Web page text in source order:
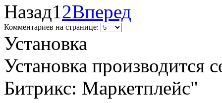
Назад12Вперед
Комментариев на странице:
Установка
Установка производится
Битрикс: Маркетплейс"